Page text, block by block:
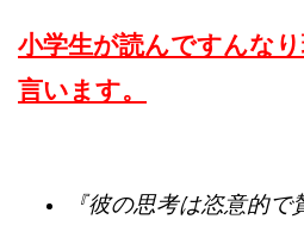
小学生が読んですんな
言います。
『彼の思考は恣意的で